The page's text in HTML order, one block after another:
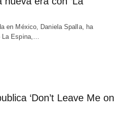
en México, Daniela Spalla, ha
Espina,…
‘Don’t Leave Me on